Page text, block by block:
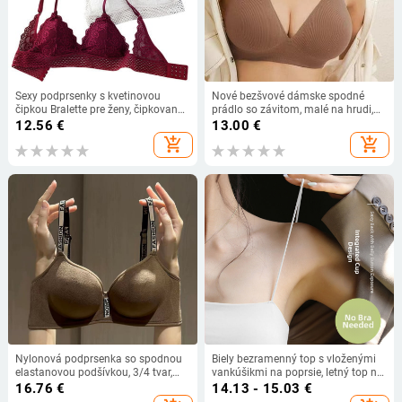
Sexy podprsenky s kvetinovou
čipkou Bralette pre ženy, čipkovaná
podprsenka, dámska spodná
bielizeň, mäkká podprsenka s
hlbokým V, sexy spodná bielizeň,
12.56 €
add_shopping_cart
Nové bezšvové dámske spodné
prádlo so závitom, malé na hrudi,
bez oceľového krúžku, proti
prehýbaniu, proti prehýbaniu,
dámska podprsenka, tenká
13.00 €
add_shopping_cart
Nylonová podprsenka so spodnou
elastanovou podšívkou, 3/4 tvar,
tenké formované košíčky
16.76 €
Biely bezramenný top s vloženými
vankúšikmi na poprsie, letný top na
vrstvenie alebo na nosenie
14.13 - 15.03 €